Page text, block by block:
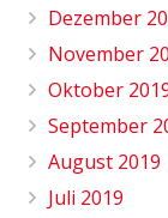
Dezember
November
Oktober
September
August 2019
Juli 2019